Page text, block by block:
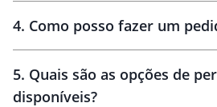
personalização
4. Como posso fazer um
amostra virtual
5. Quais são as opções de
disponíveis?